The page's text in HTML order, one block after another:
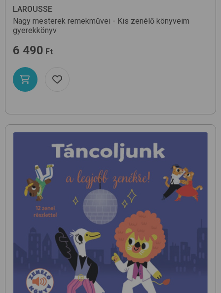
LAROUSSE
Nagy mesterek remekművei - Kis zenélő könyveim
gyerekkönyv
6 490 Ft